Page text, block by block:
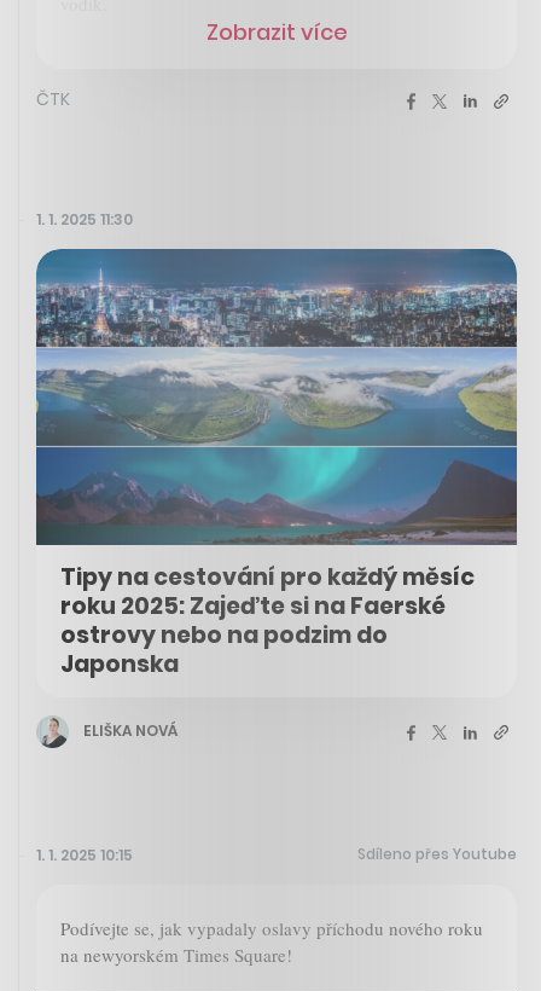
Zobrazit více
ČTK
1. 1. 2025 11:30
Tipy na cestování pro každý měsíc
roku 2025: Zajeďte si na Faerské
ostrovy nebo na podzim do
Japonska
ELIŠKA NOVÁ
1. 1. 2025 10:15 Sdíleno přes Youtube
Podívejte se, jak vypadaly oslavy příchodu nového roku
na newyorském Times Square!